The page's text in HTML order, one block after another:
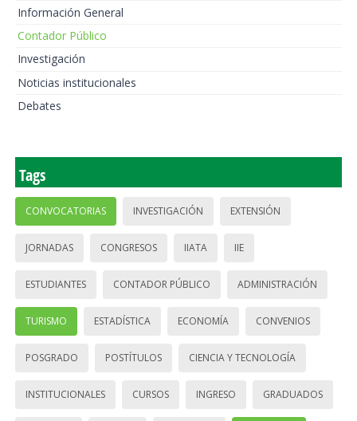
Información General
Contador Público
Investigación
Noticias institucionales
Debates
Tags
CONVOCATORIAS INVESTIGACIÓN EXTENSIÓN
JORNADAS CONGRESOS IIATA IIE
ESTUDIANTES CONTADOR PÚBLICO ADMINISTRACIÓN
TURISMO ESTADÍSTICA ECONOMÍA CONVENIOS
POSGRADO POSTÍTULOS CIENCIA Y TECNOLOGÍA
INSTITUCIONALES CURSOS INGRESO GRADUADOS